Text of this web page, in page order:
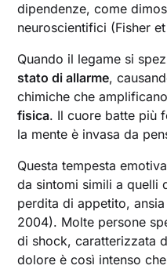
dipendenze, come
neuroscientifici (Fisher
Quando il legame si
stato di allarme,
chimiche che
fisica. Il cuore batte più
la mente è invasa da
Questa tempesta
da sintomi simili a quelli
perdita di appetito,
2004). Molte persone
di shock, caratterizzata
dolore è così intenso